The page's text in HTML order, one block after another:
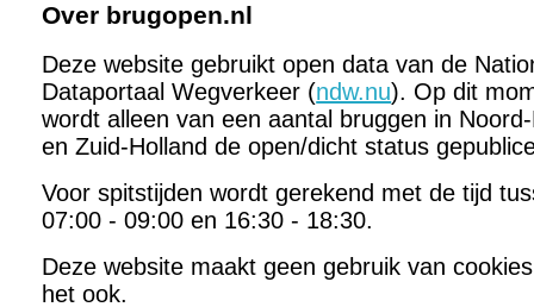
Over brugopen.nl
Deze website gebruikt open data van de
Dataportaal Wegverkeer (ndw.nu). Op dit
wordt alleen van een aantal bruggen in
en Zuid-Holland de open/dicht status
Voor spitstijden wordt gerekend met de tijd
07:00 - 09:00 en 16:30 - 18:30.
Deze website maakt geen gebruik van
het ook.